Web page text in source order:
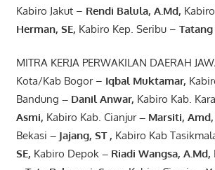
Kabiro Jakut – Rendi Balula, A.Md,
Herman, SE, Kabiro Kep. Seribu –
MITRA KERJA PERWAKILAN DAERAH
Kota/Kab Bogor – Iqbal Muktamar,
Bandung – Danil Anwar, Kabiro Kab.
Asmi, Kabiro Kab. Cianjur– Marsiti, Amd,
Bekasi – Jajang, ST , Kabiro Kab
SE, Kabiro Depok– Riadi Wangsa, A.Md,